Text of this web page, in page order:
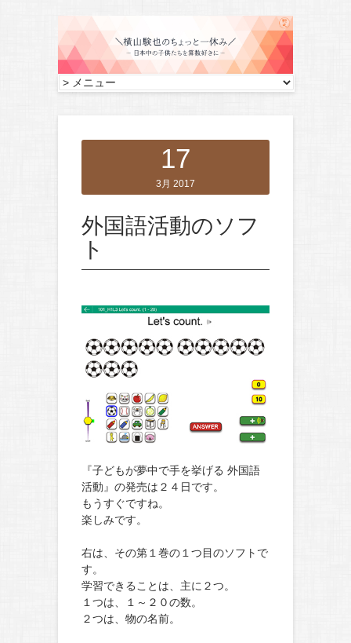
17
3月 2017
外国語活動のソフ
ト
『子どもが夢中で手を挙げる 外国語
活動』の発売は２４日です。
もうすぐですね。
楽しみです。
右は、その第１巻の１つ目のソフトで
す。
学習できることは、主に２つ。
１つは、１～２０の数。
２つは、物の名前。